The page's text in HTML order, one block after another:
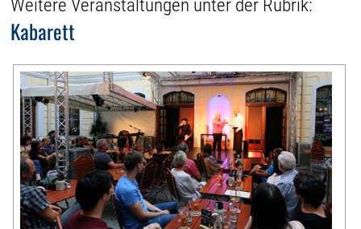
Weitere Veranstaltungen unter der Rubrik:
Kabarett